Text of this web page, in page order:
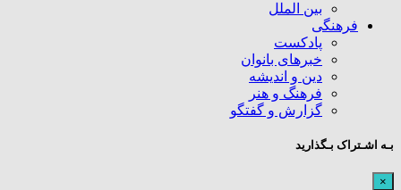
بین الملل
فرهنگی
پادکست
خبرهای بانوان
دین و اندیشه
فرهنگ و هنر
گزارش و گفتگو
بـه اشـتراک بـگذارید
×